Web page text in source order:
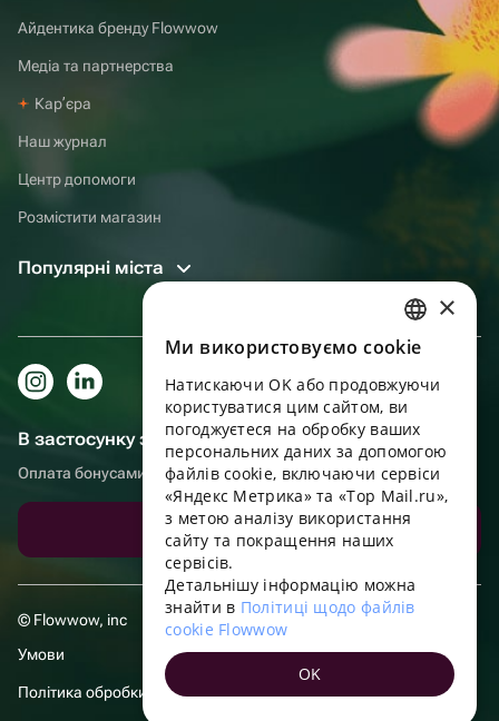
Айдентика бренду Flowwow
Медіа та партнерства
Карʼєра
Наш журнал
Центр допомоги
Розмістити магазин
Популярні міста
В застосунку зручніше!
Оплата бонусами, самовивіз, зручний чат підтримки
Завантажити додаток
© Flowwow, inc
Умови
Політика обробки даних
RUSSIAN
ENGLISH
UKRAINIAN
PORTUGUESE
SPANISH
HUNGARIAN
FRENCH
TURKISH
×
Ми використовуємо cookie
Натискаючи OK або продовжуючи
користуватися цим сайтом, ви
погоджуєтеся на обробку ваших
персональних даних за допомогою
файлів cookie, включаючи сервіси
«Яндекс Метрика» та «Top Mail.ru»,
з метою аналізу використання
сайту та покращення наших
сервісів.
Детальнішу інформацію можна
знайти в Політиці щодо файлів
cookie Flowwow
OK